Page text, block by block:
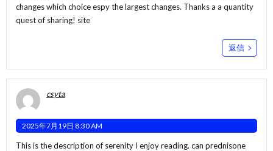
changes which choice espy the largest changes. Thanks a a quantity
quest of sharing! site
返信
csyta
2025年7月19日 8:30 AM
This is the description of serenity I enjoy reading. can prednisone